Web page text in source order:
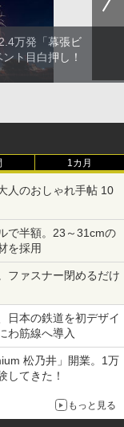
万発「幕張ビ
ト目白押し！
1カ月
人のおしゃれ手帖 10
で半額。23～31cmの
を採用
ファスナー閉めるだけ
日本の鉄道を初デザイ
わ筋線へ導入
松乃井」開業。1万
してきた！
もっと見る